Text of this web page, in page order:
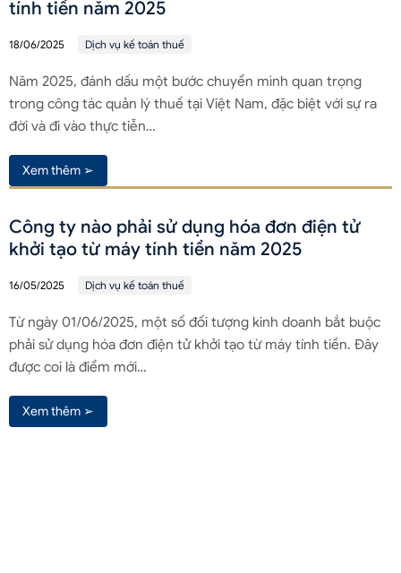
tính tiền năm 2025
18/06/2025 Dịch vụ kế toán thuế
Năm 2025, đánh dấu một bước chuyển mình quan trọng
trong công tác quản lý thuế tại Việt Nam, đặc biệt với sự ra
đời và đi vào thực tiễn…
Xem thêm ➢
Công ty nào phải sử dụng hóa đơn điện tử
khởi tạo từ máy tính tiền năm 2025
16/05/2025 Dịch vụ kế toán thuế
Từ ngày 01/06/2025, một số đối tượng kinh doanh bắt buộc
phải sử dụng hóa đơn điện tử khởi tạo từ máy tính tiền. Đây
được coi là điểm mới…
Xem thêm ➢